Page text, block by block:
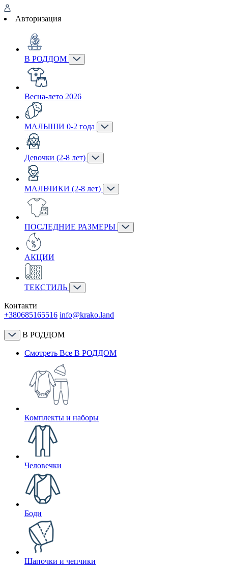
Авторизация
В РОДДОМ
Весна-лето 2026
МАЛЫШИ 0-2 года
Девочки (2-8 лет)
МАЛЬЧИКИ (2-8 лет)
ПОСЛЕДНИЕ РАЗМЕРЫ
АКЦИИ
ТЕКСТИЛЬ
Контакти
+380685165516 info@krako.land
В РОДДОМ
Смотреть Все В РОДДОМ
Комплекты и наборы
Человечки
Боди
Шапочки и чепчики